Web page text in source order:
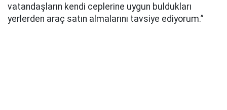
vatandaşların kendi ceplerine uygun buldukları
yerlerden araç satın almalarını tavsiye ediyorum.”